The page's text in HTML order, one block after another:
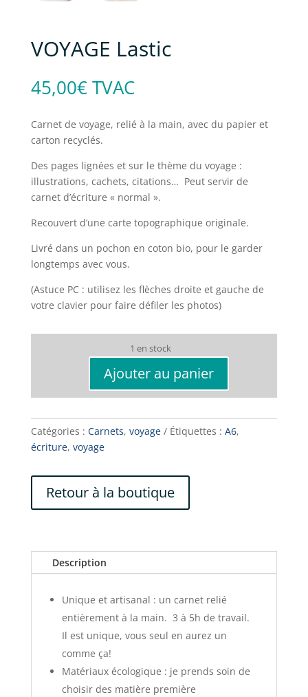
VOYAGE Lastic
45,00€ TVAC
Carnet de voyage, relié à la main, avec du papier et
carton recyclés.
Des pages lignées et sur le thème du voyage :
illustrations, cachets, citations… Peut servir de
carnet d’écriture « normal ».
Recouvert d’une carte topographique originale.
Livré dans un pochon en coton bio, pour le garder
longtemps avec vous.
(Astuce PC : utilisez les flèches droite et gauche de
votre clavier pour faire défiler les photos)
1 en stock
quantité
de
Lastic
Ajouter au panier
Catégories : Carnets, voyage Étiquettes : A6,
écriture, voyage
Retour à la boutique
Description
Unique et artisanal : un carnet relié
entièrement à la main. 3 à 5h de travail.
Il est unique, vous seul en aurez un
comme ça!
Matériaux écologique : je prends soin de
choisir des matière première